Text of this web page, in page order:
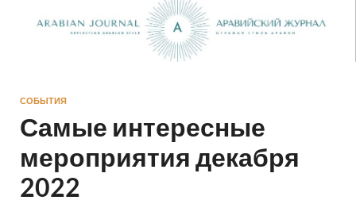
СОБЫТИЯ
Самые интересные
мероприятия декабря
2022